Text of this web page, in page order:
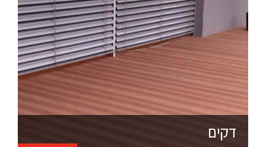
הדקים הסינטטיים של סופר דק מותאמים במיוחד לאקלים
הישראלי הקשה ולכן בעת היצור מוספים להם נוגדי UV כנגד
השמש מה שגורם לעמידותם בפני כתמים, דהייה וחום.
בנוסף הדק הסינטטי הוא בעל עמידות גבוהה כנגד אש,
מזיקים ולחות, ובעל משטח ייחודי מונע החלקה anti-
slippery שמתאימה במיוחד לבריכות שחייה.
שמייבאים את הדור ה – 3 של הדקים הסינטטיים. הדור ה –
דקים